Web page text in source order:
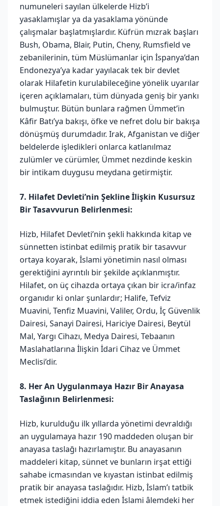
numuneleri sayılan ülkelerde Hizb’i
yasaklamışlar ya da yasaklama yönünde
çalışmalar başlatmışlardır. Küfrün mızrak başları
Bush, Obama, Blair, Putin, Cheny, Rumsfield ve
zebanilerinin, tüm Müslümanlar için İspanya’dan
Endonezya’ya kadar yayılacak tek bir devlet
olarak Hilafetin kurulabileceğine yönelik uyarılar
içeren açıklamaları, tüm dünyada geniş bir yankı
bulmuştur. Bütün bunlara rağmen Ümmet’in
Kâfir Batı’ya bakışı, öfke ve nefret dolu bir bakışa
dönüşmüş durumdadır. Irak, Afganistan ve diğer
beldelerde işledikleri onlarca katlanılmaz
zulümler ve cürümler, Ümmet nezdinde keskin
bir intikam duygusu meydana getirmiştir.
7. Hilafet Devleti’nin Şekline İlişkin Kusursuz
Bir Tasavvurun Belirlenmesi:
Hizb, Hilafet Devleti’nin şekli hakkında kitap ve
sünnetten istinbat edilmiş pratik bir tasavvur
ortaya koyarak, İslami yönetimin nasıl olması
gerektiğini ayrıntılı bir şekilde açıklanmıştır.
Hilafet, on üç cihazda ortaya çıkan bir icra/infaz
organıdır ki onlar şunlardır; Halife, Tefviz
Muavini, Tenfiz Muavini, Valiler, Ordu, İç Güvenlik
Dairesi, Sanayi Dairesi, Hariciye Dairesi, Beytül
Mal, Yargı Cihazı, Medya Dairesi, Tebaanın
Maslahatlarına İlişkin İdari Cihaz ve Ümmet
Meclisi’dir.
8. Her An Uygulanmaya Hazır Bir Anayasa
Taslağının Belirlenmesi:
Hizb, kurulduğu ilk yıllarda yönetimi devraldığı
an uygulamaya hazır 190 maddeden oluşan bir
anayasa taslağı hazırlamıştır. Bu anayasanın
maddeleri kitap, sünnet ve bunların irşat ettiği
sahabe icmasından ve kıyastan istinbat edilmiş
pratik bir anayasa taslağıdır. Hizb, İslam’ı tatbik
etmek istediğini iddia eden İslami âlemdeki her